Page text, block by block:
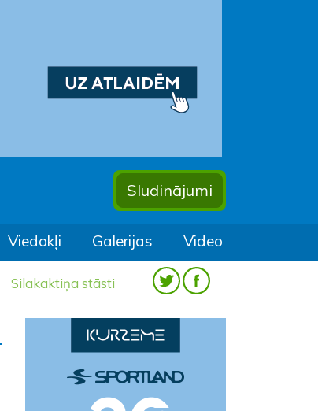
Sludinājumi
Viedokļi Galerijas Video
Silakaktiņa stāsti